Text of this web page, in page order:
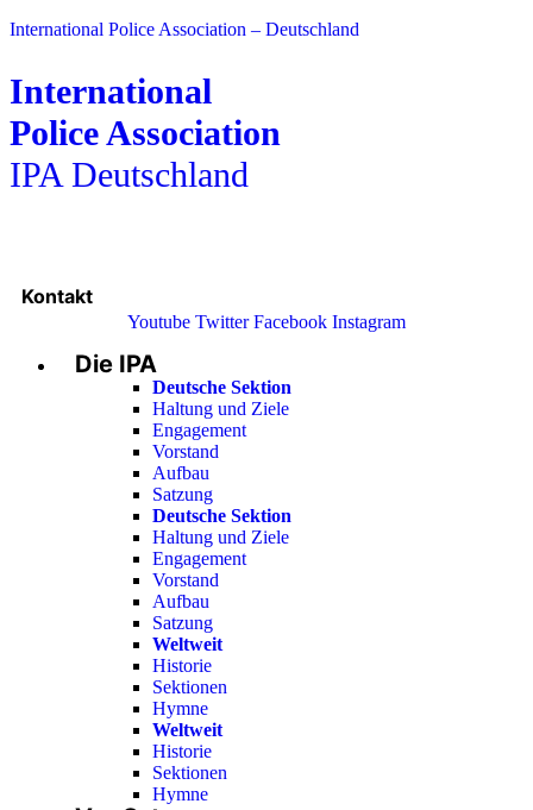
International Police Association – Deutschland
International
Police Association
IPA Deutschland
Kontakt
Youtube Twitter Facebook Instagram
Menu
Die IPA
Deutsche Sektion
Haltung und Ziele
Engagement
Vorstand
Aufbau
Satzung
Deutsche Sektion
Haltung und Ziele
Engagement
Vorstand
Aufbau
Satzung
Weltweit
Historie
Sektionen
Hymne
Weltweit
Historie
Sektionen
Hymne